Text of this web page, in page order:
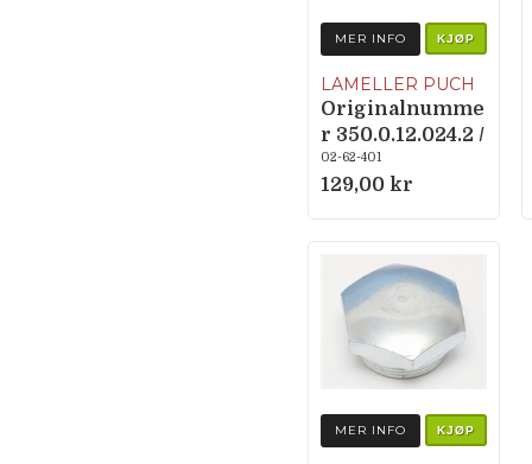
MER INFO KJØP
LAMELLER PUCH
Originalnumme
r 350.0.12.024.2 /
350.1.12.024.2
02-62-401
129,00 kr
MER INFO KJØP